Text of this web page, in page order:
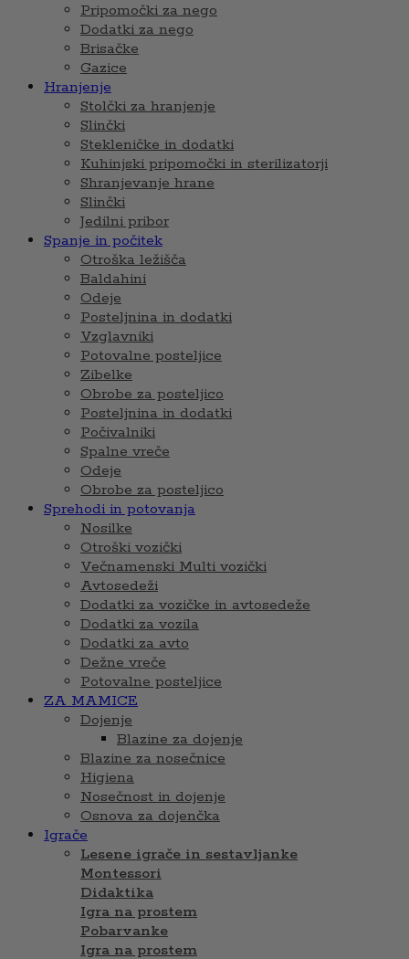
Pripomočki za nego
Dodatki za nego
Brisačke
Gazice
Hranjenje
Stolčki za hranjenje
Slinčki
Stekleničke in dodatki
Kuhinjski pripomočki in sterilizatorji
Shranjevanje hrane
Slinčki
Jedilni pribor
Spanje in počitek
Otroška ležišča
Baldahini
Odeje
Posteljnina in dodatki
Vzglavniki
Potovalne posteljice
Zibelke
Obrobe za posteljico
Posteljnina in dodatki
Počivalniki
Spalne vreče
Odeje
Obrobe za posteljico
Sprehodi in potovanja
Nosilke
Otroški vozički
Večnamenski Multi vozički
Avtosedeži
Dodatki za vozičke in avtosedeže
Dodatki za vozila
Dodatki za avto
Dežne vreče
Potovalne posteljice
ZA MAMICE
Dojenje
Blazine za dojenje
Blazine za nosečnice
Higiena
Nosečnost in dojenje
Osnova za dojenčka
Igrače
Lesene igrače in sestavljanke
Montessori
Didaktika
Igra na prostem
Pobarvanke
Igra na prostem